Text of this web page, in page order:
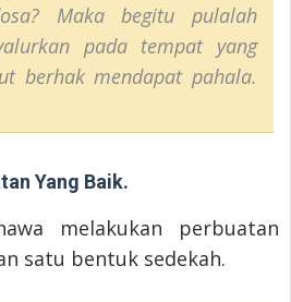
Maka begitu pulalah
pada tempat yang
berhak mendapat pahala.
Yang Baik.
melakukan perbuatan
satu bentuk sedekah.